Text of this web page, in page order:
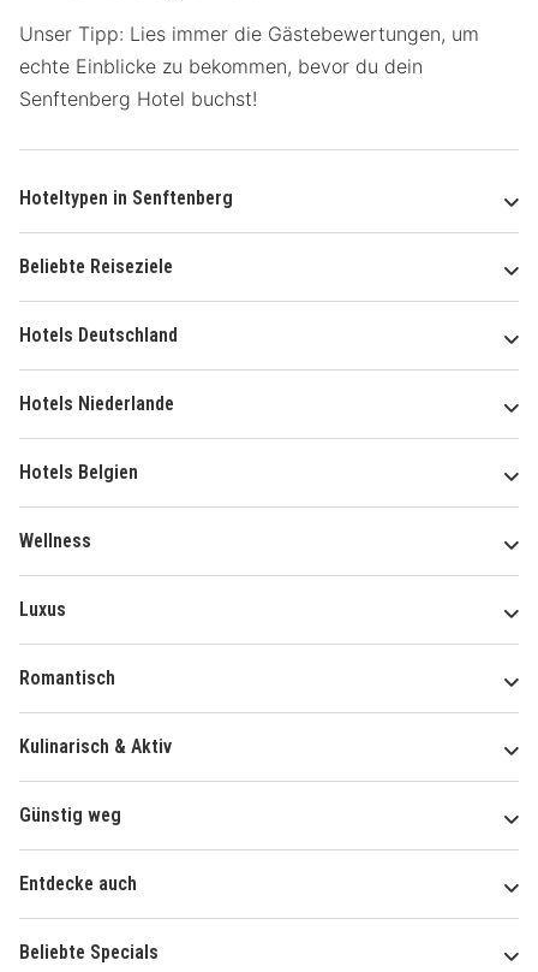
Unser Tipp: Lies immer die Gästebewertungen, um
echte Einblicke zu bekommen, bevor du dein
Senftenberg Hotel buchst!
Hoteltypen in Senftenberg
Beliebte Reiseziele
Hotels Deutschland
Hotels Niederlande
Hotels Belgien
Wellness
Luxus
Romantisch
Kulinarisch & Aktiv
Günstig weg
Entdecke auch
Beliebte Specials